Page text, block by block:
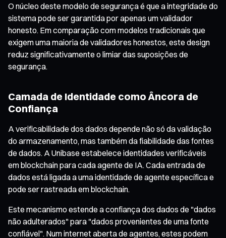
O núcleo deste modelo de segurança é que a integridade do
sistema pode ser garantida por apenas um validador
honesto. Em comparação com modelos tradicionais que
exigem uma maioria de validadores honestos, este design
reduz significativamente o limiar das suposições de
segurança.
Camada de Identidade como Âncora de
Confiança
A verificabilidade dos dados depende não só da validação
do armazenamento, mas também da fiabilidade das fontes
de dados. A Unibase estabelece identidades verificáveis
em blockchain para cada agente de IA. Cada entrada de
dados está ligada a uma identidade de agente específica e
pode ser rastreada em blockchain.
Este mecanismo estende a confiança dos dados de "dados
não adulterados" para "dados provenientes de uma fonte
confiável". Num internet aberta de agentes, estes podem